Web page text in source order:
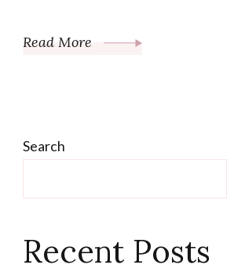
Read More
Search
Recent Posts